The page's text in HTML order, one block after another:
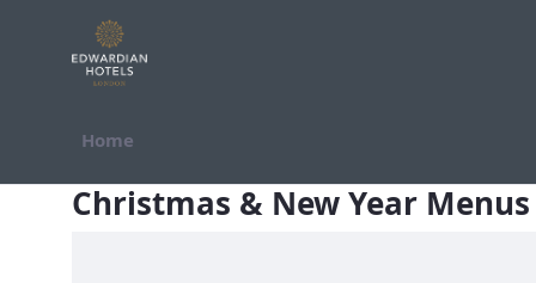
Ugrás a tartalomhoz
Home
Christmas &amp; New Year Menus
Christmas & New Year Menus